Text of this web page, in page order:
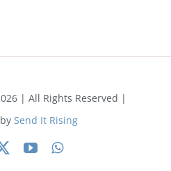
| All Rights Reserved |
Send It Rising